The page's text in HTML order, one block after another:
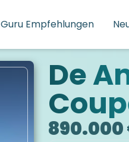
Guru Empfehlungen
De
890.000